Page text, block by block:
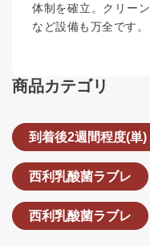
体制を確立。クリー
など設備も万全です。
商品カテゴリ
到着後2週間程度(単)
西利乳酸菌ラブレ
西利乳酸菌ラブレ